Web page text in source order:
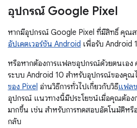
อุปกรณ์ Google Pixel
หากมีอุปกรณ์ Google Pixel ที่มีสิทธิ์ คุณส
อัปเดตเวอร์ชัน Android เพื่อรับ Android
หรือหากต้องการแฟลชอุปกรณ์ด้วยตนเอง
ระบบ Android 10 สำหรับอุปกรณ์ของคุณ
ของ Pixel อ่านวิธีการทั่วไปเกี่ยวกับวิธีแฟล
อุปกรณ์ แนวทางนี้มีประโยชน์เมื่อคุณต้อง
มากขึ้น เช่น สำหรับการทดสอบอัตโนมัติห
กลับ